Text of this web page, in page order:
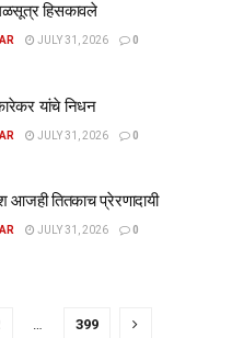
हिसकावले
JULY 31, 2026 0
यांचे निधन
JULY 31, 2026 0
आजही तितकाच प्रेरणादायी
JULY 31, 2026 0
399